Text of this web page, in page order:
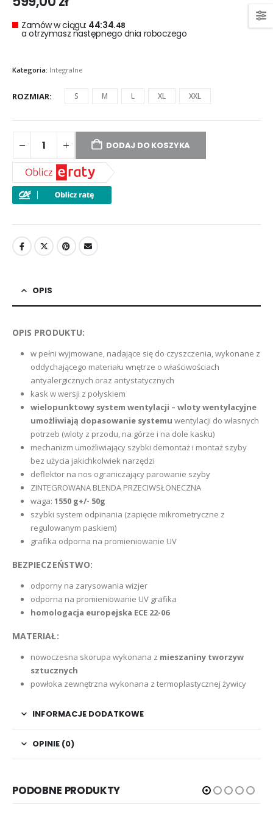
Zamów w ciągu: 44:34.48
a otrzymasz następnego dnia roboczego
Kategoria: Integralne
ROZMIAR S M L XL XXL
DODAJ DO KOSZYKA
OPIS
OPIS PRODUKTU:
w pełni wyjmowane, nadające się do czyszczenia, wykonane z
oddychającego materiału wnętrze o właściwościach
antyalergicznych oraz antystatycznych
kask w wersji z połyskiem
wielopunktowy system wentylacji – wloty wentylacyjne
umożliwiają dopasowanie systemu wentylacji do własnych
potrzeb (wloty z przodu, na górze i na dole kasku)
mechanizm umożliwiający szybki demontaż i montaż szyby
bez użycia jakichkolwiek narzędzi
deflektor na nos ograniczający parowanie szyby
ZINTEGROWANA BLENDA PRZECIWSŁONECZNA
waga: 1550 g+/- 50g
szybki system odpinania (zapięcie mikrometryczne z
regulowanym paskiem)
grafika odporna na promieniowanie UV
BEZPIECZEŃSTWO:
odporny na zarysowania wizjer
odporna na promieniowanie UV grafika
homologacja europejska ECE 22-06
MATERIAŁ:
nowoczesna skorupa wykonana z mieszaniny tworzyw
sztucznych
powłoka zewnętrzna wykonana z termoplastycznej żywicy
INFORMACJE DODATKOWE
OPINIE (0)
PODOBNE PRODUKTY